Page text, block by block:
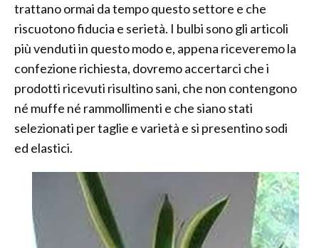
trattano ormai da tempo questo settore e che
riscuotono fiducia e serietà. I bulbi sono gli articoli
più venduti in questo modo e, appena riceveremo la
confezione richiesta, dovremo accertarci che i
prodotti ricevuti risultino sani, che non contengono
né muffe né rammollimenti e che siano stati
selezionati per taglie e varietà e si presentino sodi
ed elastici.